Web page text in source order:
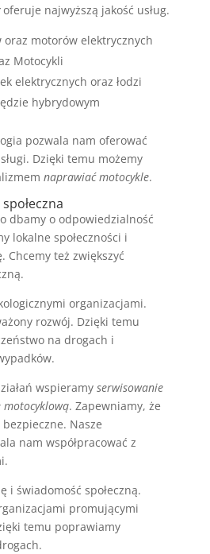
oferuje najwyższą jakość usług.
motorów elektrycznych
Motocykli
elektrycznych oraz łodzi
hybrydowym
pozwala nam oferować
Dzięki temu możemy
naprawiać motocykle.
dbamy o odpowiedzialność
lokalne społeczności i
Chcemy też zwiększyć
organizacjami.
rozwój. Dzięki temu
na drogach i
wspieramy serwisowanie
motocyklową. Zapewniamy, że
Nasze
nam współpracować z
i świadomość społeczną.
promującymi
temu poprawiamy